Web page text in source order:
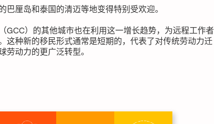
巴厘岛和泰国的清迈等地变得特别受欢迎。
GCC）的其他城市也在利用这一增长趋势，为远程工作者
这种新的移民形式通常是短期的，代表了对传统劳动力迁
劳动力的更广泛转型。